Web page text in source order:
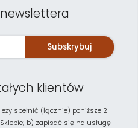
newslettera
Subskrybuj
klientów
spełnić (łącznie) poniższe 2
b) zapisać się na usługę